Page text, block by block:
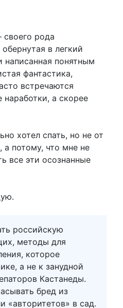
рода
в легкий
понятным
фантастика,
встречаются
а скорее
хотел спать, но не от
а потому, что мне не
все эти осознанные
российскую
методы для
которое
а не к занудной
Кастанеды.
бред из
«авторитетов» в сад.